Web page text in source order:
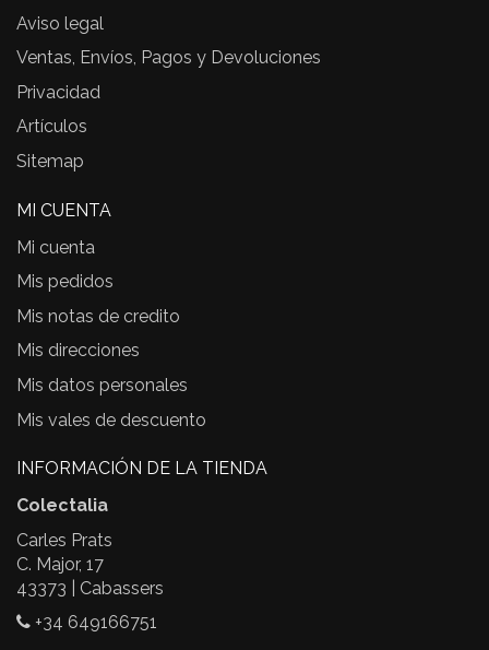
Aviso legal
Ventas, Envíos, Pagos y Devoluciones
Privacidad
Artículos
Sitemap
MI CUENTA
Mi cuenta
Mis pedidos
Mis notas de credito
Mis direcciones
Mis datos personales
Mis vales de descuento
INFORMACIÓN DE LA TIENDA
Colectalia
Carles Prats
C. Major, 17
43373 | Cabassers
+34 649166751